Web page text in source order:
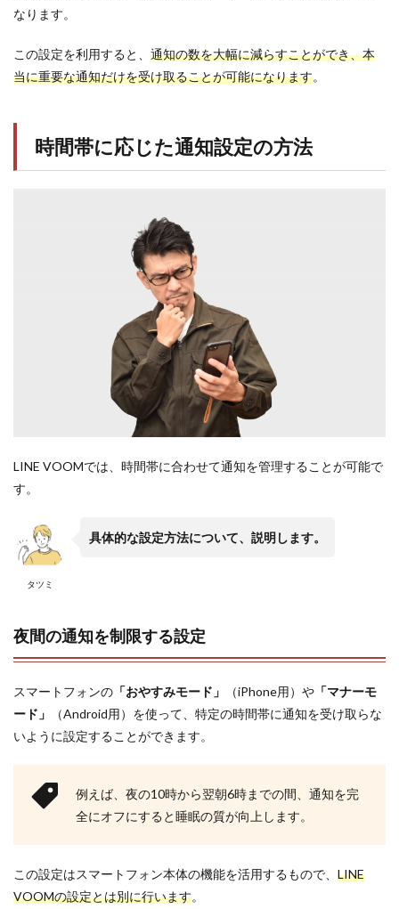
なります。
この設定を利用すると、 通知の数を大幅に減らすことができ、本
当に重要な通知だけを受け取ることが可能になります。
時間帯に応じた通知設定の方法
LINE VOOMでは、時間帯に合わせて通知を管理することが可能で
す。
タツミ
具体的な設定方法について、説明します。
夜間の通知を制限する設定
スマートフォンの 「おやすみモード」 （iPhone用）や 「マナーモ
ード」
（Android用）を使って、特定の時間帯に通知を受け取らな
いように設定することができます。
例えば、夜の10時から翌朝6時までの間、通知を完
全にオフにすると睡眠の質が向上します。
この設定はスマートフォン本体の機能を活用するもので、 LINE
VOOMの設定とは別に行います。